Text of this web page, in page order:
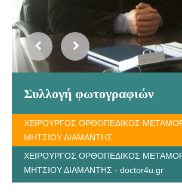
Συλλογή φωτογραφιών
ΧΕΙΡΟΥΡΓΟΣ ΟΡΘΟΠΕΔΙΚΟΣ
ΜΗΤΣΙΟΥ ΔΙΑΜΑΝΤΗΣ
ΧΕΙΡΟΥΡΓΟΣ ΟΡΘΟΠΕΔΙΚΟΣ
ΜΗΤΣΙΟΥ ΔΙΑΜΑΝΤΗΣ - doctor4u.gr